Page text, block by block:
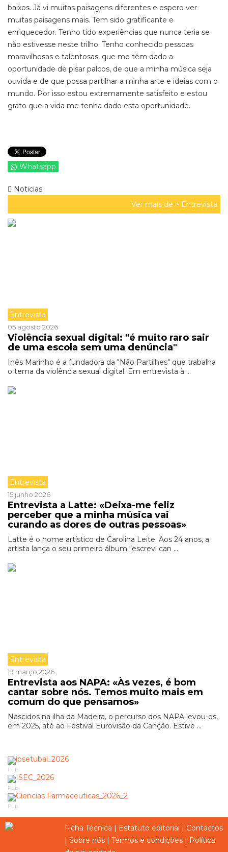
baixos. Já vi muitas paisagens diferentes e espero ver
muitas paisagens mais. Tem sido gratificante e
enriquecedor. Tenho tido experiências que nunca teria se
não estivesse neste trilho. Tenho conhecido pessoas
maravilhosas e talentosas, que me têm dado a
oportunidade de pisar palcos, de que a minha música seja
ouvida e de que possa partilhar a minha arte e ideias com o
mundo. Por isso estou extremamente satisfeito e estou
grato que a vida me tenha dado esta oportunidade.
Whatsapp
Noticias
Ver mais de > Entrevista
Entrevista
05 agosto 2026
Violência sexual digital: "é muito raro sair
de uma escola sem uma denúncia"
Inês Marinho é a fundadora da "Não Partilhes" que trabalha
o tema da violência sexual digital. Em entrevista à ...
Entrevista
15 junho 2026
Entrevista a Latte: «Deixa-me feliz
perceber que a minha música vai
curando as dores de outras pessoas»
Latte é o nome artístico de Carolina Leite. Aos 24 anos, a
artista lança o seu primeiro álbum “escrevi can ...
Entrevista
19 março 2026
Entrevista aos NAPA: «Às vezes, é bom
cantar sobre nós. Temos muito mais em
comum do que pensamos»
Nascidos na ilha da Madeira, o percurso dos NAPA levou-os,
em 2025, até ao Festival Eurovisão da Canção. Estive ...
Pub
Pub
Pub
Ficha Técnica Estatuto editorial
Contactos
Sobre nós Termos e condições
Política